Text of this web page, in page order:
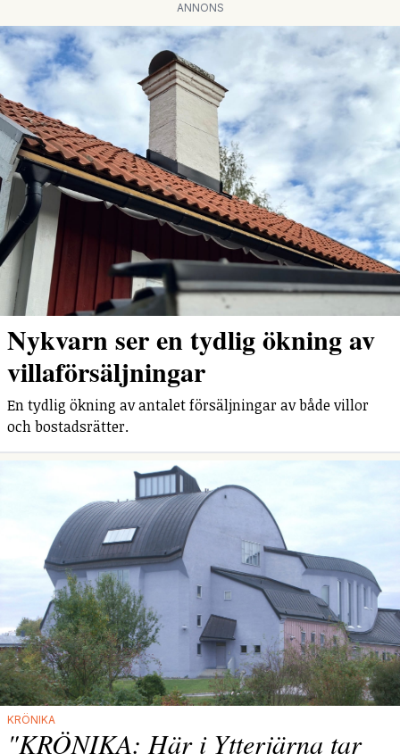
ANNONS
Nykvarn ser en tydlig ökning av
villaförsäljningar
En tydlig ökning av antalet försäljningar av både villor
och bostadsrätter.
KRÖNIKA
"KRÖNIKA: Här i Ytterjärna tar